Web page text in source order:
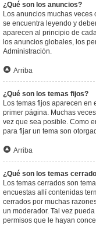
¿Qué son los anuncios?
Los anuncios muchas
se encuentra leyendo y
aparecen al principio de
los anuncios globales, los
Administración.
Arriba
¿Qué son los temas fijos?
Los temas fijos aparecen
primer página. Muchas
vez que sea posible. Como
para fijar un tema son
Arriba
¿Qué son los temas
Los temas cerrados son
encuestas allí contenidas
cerrados por muchas
un moderador. Tal vez
permisos que le hayan